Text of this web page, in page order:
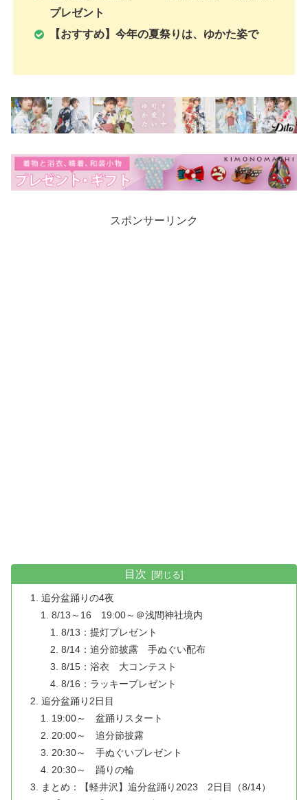
プレゼント
【おすすめ】今年の夏祭りは、ゆかた姿で
スポンサーリンク
目次
追分盆踊りの4夜
8/13～16 19:00～＠浅間神社境内
8/13：提灯プレゼント
8/14：追分節披露 手ぬぐい配布
8/15：浴衣 大コンテスト
8/16：ラッキープレゼント
追分盆踊り2日目
19:00～ 盆踊りスタート
20:00～ 追分節披露
20:30～ 手ぬぐいプレゼント
20:30～ 踊りの輪
まとめ：【軽井沢】追分盆踊り2023 2日目（8/14）